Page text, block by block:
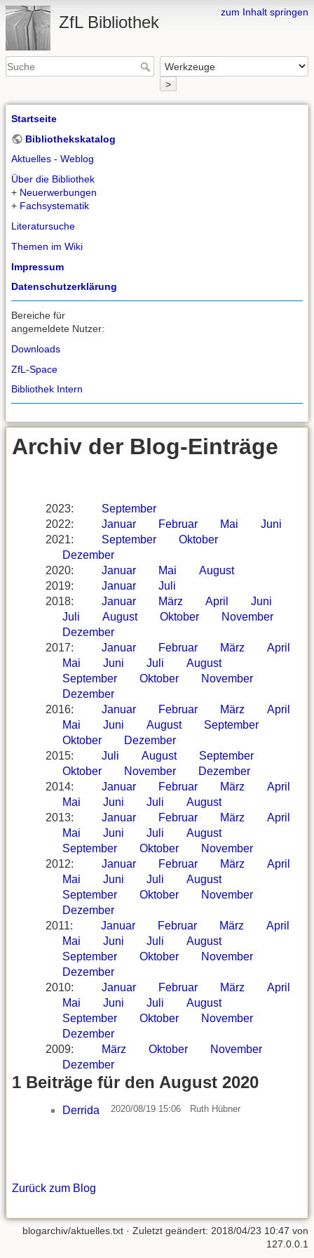
zum Inhalt springen
ZfL Bibliothek
>
Startseite
Bibliothekskatalog
Aktuelles - Weblog
Über die Bibliothek
+ Neuerwerbungen
+ Fachsystematik
Literatursuche
Themen im Wiki
Impressum
Datenschutzerklärung
Bereiche für
angemeldete Nutzer:
Downloads
ZfL-Space
Bibliothek Intern
Archiv der Blog-Einträge
2023:
September
2022: Januar Februar Mai
Juni
2021: September
Oktober
Dezember
2020: Januar Mai
August
2019: Januar
Juli
2018: Januar März April
Juni
Juli
August Oktober
November
Dezember
2017: Januar Februar März
April
Mai
Juni Juli
August
September
Oktober
November
Dezember
2016: Januar Februar März
April
Mai
Juni August
September
Oktober
Dezember
2015: Juli August
September
Oktober
November
Dezember
2014: Januar Februar März
April
Mai
Juni Juli
August
2013: Januar Februar März
April
Mai
Juni Juli
August
September
Oktober
November
2012: Januar Februar März
April
Mai
Juni Juli
August
September
Oktober
November
Dezember
2011: Januar Februar März
April
Mai
Juni Juli
August
September
Oktober
November
Dezember
2010: Januar Februar März
April
Mai
Juni Juli
August
September
Oktober
November
Dezember
2009: März Oktober
November
Dezember
1 Beiträge für den August 2020
Derrida 2020/08/19 15:06 Ruth Hübner
Zurück zum Blog
blogarchiv/aktuelles.txt · Zuletzt geändert: 2018/04/23 10:47 von
127.0.0.1